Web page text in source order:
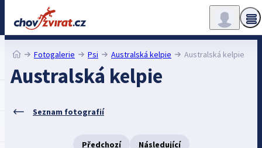
Fotogalerie Psi Australská kelpie Australská kelpie
Australská kelpie
Seznam fotografií
Předchozí Následující